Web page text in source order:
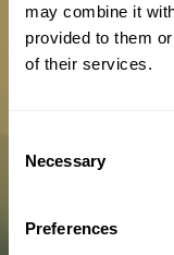
may combine it
provided to them
of their services.
Selection
Necessary
Preferences